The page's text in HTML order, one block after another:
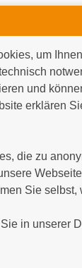
, Viszeral-,
für
, 19:00 Uhr
und
Uhr bis
um
und
erklären
die zu
Sie
in unserer